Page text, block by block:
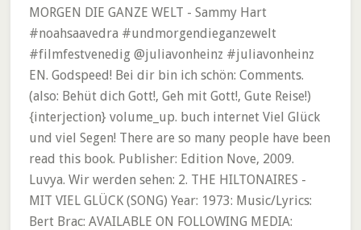
MORGEN DIE GANZE WELT - Sammy Hart
#noahsaavedra #undmorgendieganzewelt
#filmfestvenedig @juliavonheinz #juliavonheinz
EN. Godspeed! Bei dir bin ich schön: Comments.
(also: Behüt dich Gott!, Geh mit Gott!, Gute Reise!)
{interjection} volume_up. buch internet Viel Glück
und viel Segen! There are so many people have been
read this book. Publisher: Edition Nove, 2009.
Luvya. Wir werden sehen: 2. THE HILTONAIRES -
MIT VIEL GLÜCK (SONG) Year: 1973: Music/Lyrics:
Bert Brac: AVAILABLE ON FOLLOWING MEDIA: